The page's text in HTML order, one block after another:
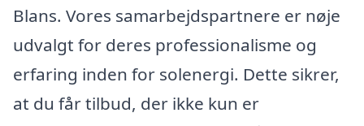
Blans. Vores samarbejdspartnere er nøje
udvalgt for deres professionalisme og
erfaring inden for solenergi. Dette sikrer,
at du får tilbud, der ikke kun er